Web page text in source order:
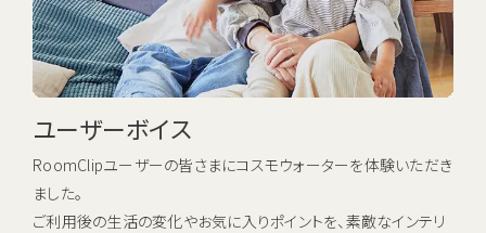
ユーザーボイス
RoomClipユーザーの皆さまにコスモウォーターを体験いただき
ました。
ご利用後の生活の変化やお気に入りポイントを、素敵なインテリ